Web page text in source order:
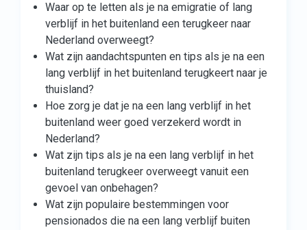
Waar op te letten als je na emigratie of lang
verblijf in het buitenland een terugkeer naar
Nederland overweegt?
Wat zijn aandachtspunten en tips als je na een
lang verblijf in het buitenland terugkeert naar je
thuisland?
Hoe zorg je dat je na een lang verblijf in het
buitenland weer goed verzekerd wordt in
Nederland?
Wat zijn tips als je na een lang verblijf in het
buitenland terugkeer overweegt vanuit een
gevoel van onbehagen?
Wat zijn populaire bestemmingen voor
pensionados die na een lang verblijf buiten